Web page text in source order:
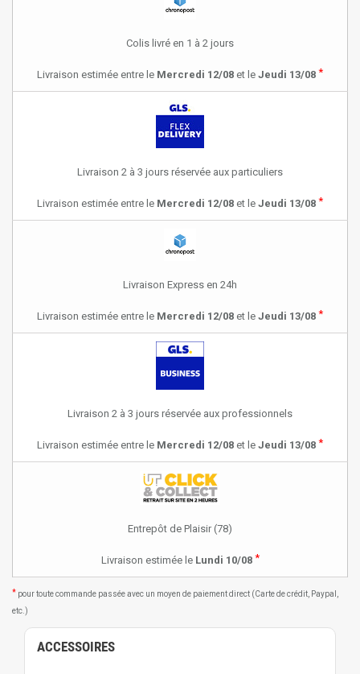
Colis livré en 1 à 2 jours
Livraison estimée entre le Mercredi 12/08 et le Jeudi 13/08 *
Livraison 2 à 3 jours réservée aux particuliers
Livraison estimée entre le Mercredi 12/08 et le Jeudi 13/08 *
Livraison Express en 24h
Livraison estimée entre le Mercredi 12/08 et le Jeudi 13/08 *
Livraison 2 à 3 jours réservée aux professionnels
Livraison estimée entre le Mercredi 12/08 et le Jeudi 13/08 *
Entrepôt de Plaisir (78)
Livraison estimée le Lundi 10/08 *
* pour toute commande passée avec un moyen de paiement direct (Carte de crédit, Paypal,
etc.)
ACCESSOIRES